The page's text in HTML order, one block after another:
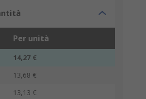
Per unità
14,27 €
13,68 €
13,13 €